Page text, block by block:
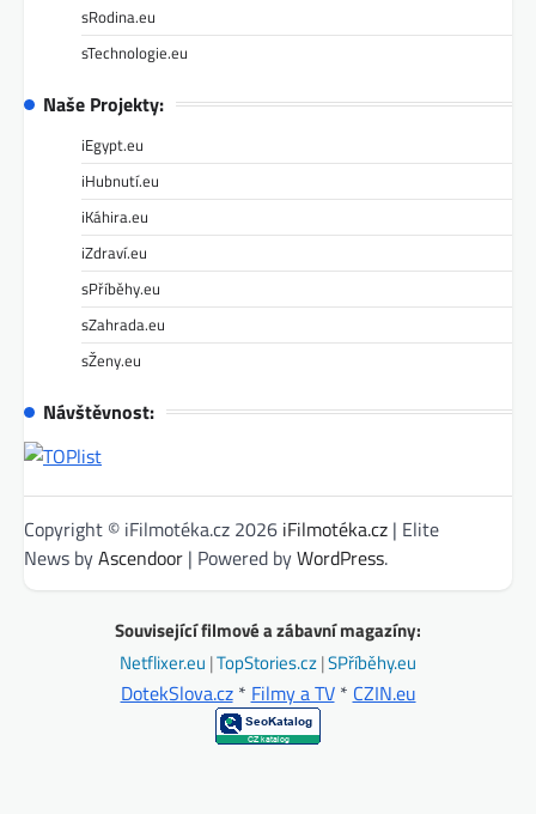
sRodina.eu
sTechnologie.eu
Naše Projekty:
iEgypt.eu
iHubnutí.eu
iKáhira.eu
iZdraví.eu
sPříběhy.eu
sZahrada.eu
sŽeny.eu
Návštěvnost:
Copyright © iFilmotéka.cz 2026 iFilmotéka.cz | Elite
News byAscendoor | Powered byWordPress.
Související filmové a zábavní magazíny:
Netflixer.eu |TopStories.cz|SPříběhy.eu
DotekSlova.cz* Filmy a TV* CZIN.eu